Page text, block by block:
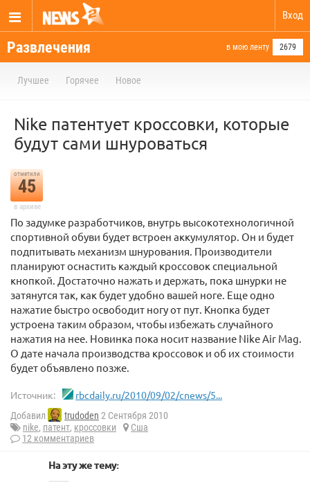
Вход
Развлечения в мою ленту 2679
Лучшее Горячее Новое
Nike патентует кроссовки, которые
будут сами шнуроваться
отметили
45
в архиве
По задумке разработчиков, внутрь высокотехнологичной
спортивной обуви будет встроен аккумулятор. Он и будет
подпитывать механизм шнурования. Производители
планируют оснастить каждый кроссовок специальной
кнопкой. Достаточно нажать и держать, пока шнурки не
затянутся так, как будет удобно вашей ноге. Еще одно
нажатие быстро освободит ногу от пут. Кнопка будет
устроена таким образом, чтобы избежать случайного
нажатия на нее. Новинка пока носит название Nike Air Mag.
О дате начала производства кроссовок и об их стоимости
будет объявлено позже.
Источник: rbcdaily.ru/2010/09/02/cnews/5...
Добавил trudoden 2 Сентября 2010
nike, патент, кроссовки
Сша
12 комментариев
На эту же тему: